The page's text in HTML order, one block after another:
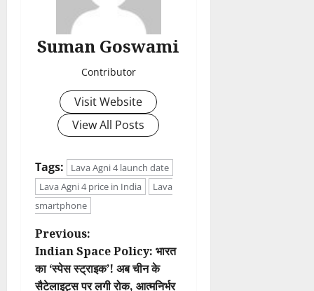
Suman Goswami
Contributor
Visit Website
View All Posts
Tags:
Lava Agni 4 launch date
Lava Agni 4 price in India
Lava
smartphone
P
o
Previous:
Indian Space Policy: भारत
का ‘स्पेस स्ट्राइक’! अब चीन के
सैटेलाइट्स पर लगी रोक, आत्मनिर्भर